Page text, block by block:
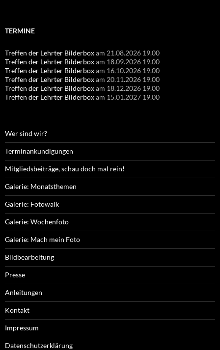
TERMINE
Treffen der Lehrter Bilderboxam 21.08.2026 19.00
Treffen der Lehrter Bilderboxam 18.09.2026 19.00
Treffen der Lehrter Bilderboxam 16.10.2026 19.00
Treffen der Lehrter Bilderboxam 20.11.2026 19.00
Treffen der Lehrter Bilderboxam 18.12.2026 19.00
Treffen der Lehrter Bilderboxam 15.01.2027 19.00
Wer sind wir?
Terminankündigungen
Mitgliedsbeiträge, schau doch mal rein!
Galerie: Monatsthemen
Galerie: Fotowalk
Galerie: Wochenfoto
Galerie: Mach mein Foto
Bildbearbeitung
Presse
Anleitungen
Kontakt
Impressum
Datenschutzerklärung